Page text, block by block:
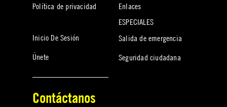
Política de privacidad
Inicio De Sesión
Únete
Enlaces
ESPECIALES
Salida de emergencia
Seguridad ciudadana
Contáctanos